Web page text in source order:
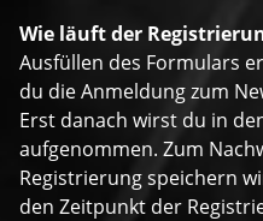
Wie läuft der
Ausfüllen des Formulars
du die Anmeldung zum
Erst danach wirst du in
aufgenommen. Zum
Registrierung speichern
den Zeitpunkt der